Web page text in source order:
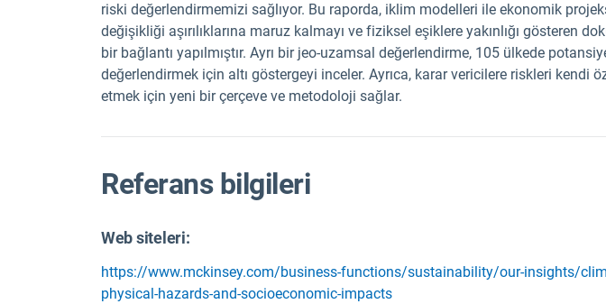
riski değerlendirmemizi sağlıyor. Bu raporda, iklim modelleri ile ekonomik
değişikliği aşırılıklarına maruz kalmayı ve fiziksel eşiklere yakınlığı gösteren
bir bağlantı yapılmıştır. Ayrı bir jeo-uzamsal değerlendirme, 105 ülkede
değerlendirmek için altı göstergeyi inceler. Ayrıca, karar vericilere riskleri kendi
etmek için yeni bir çerçeve ve metodoloji sağlar.
Referans bilgileri
Web siteleri:
https://www.mckinsey.com/business-functions/sustainability/our-insights/
physical-hazards-and-socioeconomic-impacts